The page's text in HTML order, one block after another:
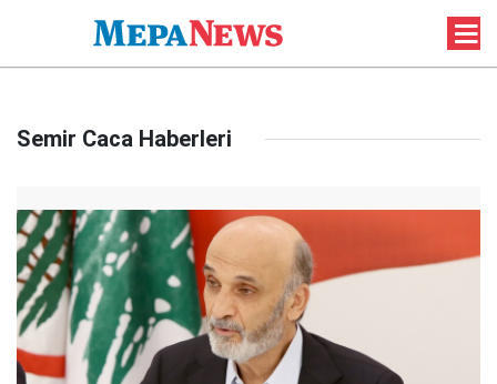
Semir Caca Haberleri